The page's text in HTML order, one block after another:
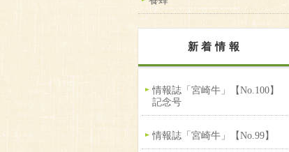
新着情報
情報誌「宮崎牛」【No.100】
記念号
情報誌「宮崎牛」【No.99】